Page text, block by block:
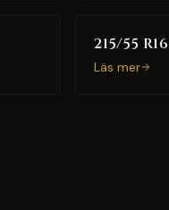
215/55 R16
Läs mer